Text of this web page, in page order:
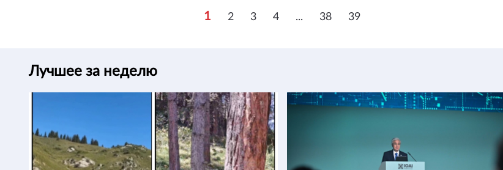
1 2 3 4 ... 38 39
Лучшее за неделю